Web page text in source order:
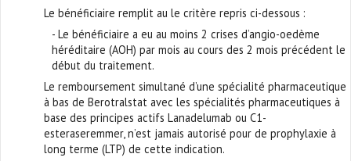
Le bénéficiaire remplit au le critère repris ci-dessous :
- Le bénéficiaire a eu au moins 2 crises d’angio-oedème
héréditaire (AOH) par mois au cours des 2 mois précédent le
début du traitement.
Le remboursement simultané d’une spécialité pharmaceutique
à bas de Berotralstat avec les spécialités pharmaceutiques à
base des principes actifs Lanadelumab ou C1-
esteraseremmer, n’est jamais autorisé pour de prophylaxie à
long terme (LTP) de cette indication.